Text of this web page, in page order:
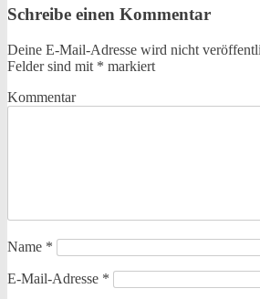
Schreibe einen Kommentar
Deine E-Mail-Adresse wird nicht
Felder sind mit * markiert
Kommentar
Name *
E-Mail-Adresse *